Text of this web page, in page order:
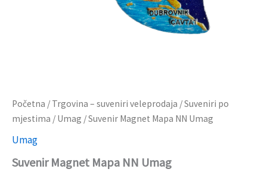
Početna / Trgovina – suveniri veleprodaja /Suveniri po
mjestima / Umag / Suvenir Magnet Mapa NN Umag
Umag
Suvenir Magnet Mapa NN Umag